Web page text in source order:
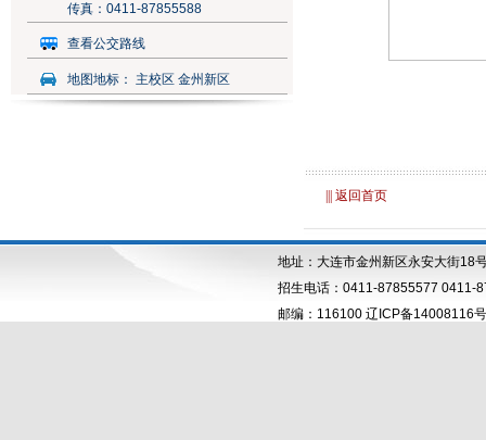
传真： 0411-87855588
查看公交路线
地图地标： 主校区 金州新区
||| 返回首页
地址：大连市金州新区永安大街18
招生电话：0411-87855577 0411-
邮编：116100 辽ICP备14008116